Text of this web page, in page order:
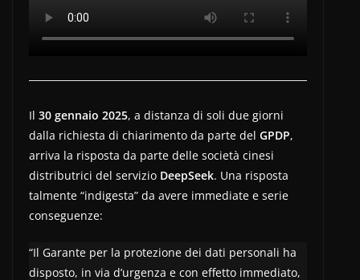
Il 30 gennaio 2025, a distanza di soli due giorni
dalla richiesta di chiarimento da parte del GPDP,
arriva la risposta da parte delle società cinesi
distributrici del servizio DeepSeek. Una risposta
talmente “indigesta” da avere immediate e serie
conseguenze:
“Il Garante per la protezione dei dati personali ha
disposto, in via d’urgenza e con effetto immediato,